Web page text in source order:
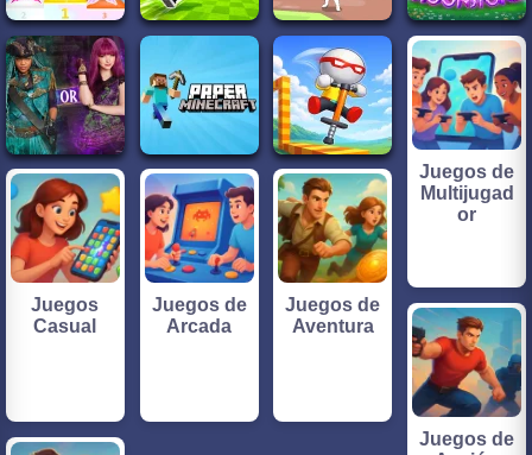
Juegos de
Multijugad
or
Juegos
Casual
Juegos de
Arcada
Juegos de
Aventura
Juegos de